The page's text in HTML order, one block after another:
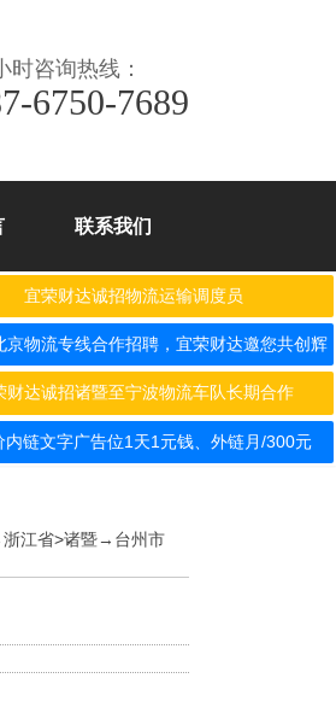
时咨询热线：
6750-7689
联系我们
宜荣财达诚招物流运输调度员
京物流专线合作招聘，宜荣财达邀您共创辉
煌！
财达诚招诸暨至宁波物流车队长期合作
内链文字广告位1天1元钱、外链月/300元
江省>诸暨→台州市